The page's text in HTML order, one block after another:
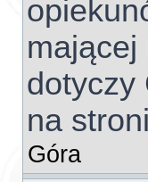
mającej
dotyczy
na
Góra